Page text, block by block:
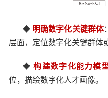
◆ 明确数字化关键群体
层面，定位数字化关键群体
◆构建数字化能力模
位，描绘数字化人才画像。